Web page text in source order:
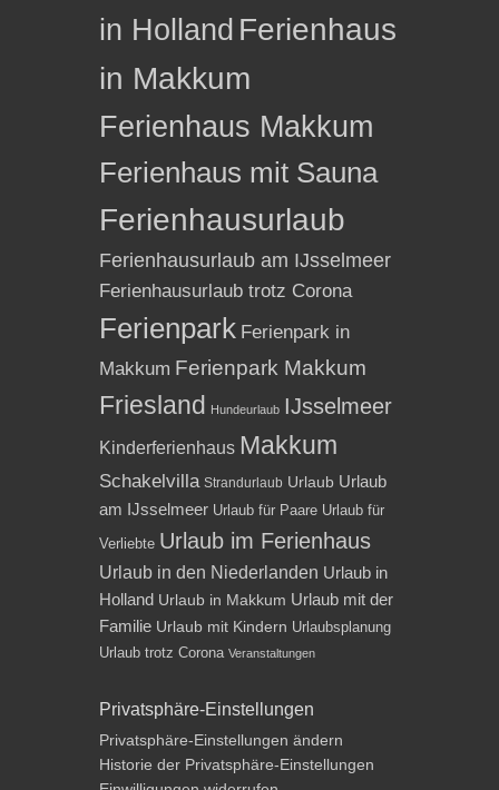
in Holland Ferienhaus
in Makkum
Ferienhaus Makkum
Ferienhaus mit Sauna
Ferienhausurlaub
Ferienhausurlaub am IJsselmeer
Ferienhausurlaub trotz Corona
Ferienpark Ferienpark in
Makkum Ferienpark Makkum
Friesland Hundeurlaub IJsselmeer
Kinderferienhaus Makkum
Schakelvilla Strandurlaub Urlaub Urlaub
am IJsselmeer Urlaub für Paare Urlaub für
Verliebte Urlaub im Ferienhaus
Urlaub in den Niederlanden Urlaub in
Holland Urlaub in Makkum Urlaub mit der
Familie Urlaub mit Kindern Urlaubsplanung
Urlaub trotz Corona Veranstaltungen
Privatsphäre-Einstellungen
Privatsphäre-Einstellungen ändern
Historie der Privatsphäre-Einstellungen